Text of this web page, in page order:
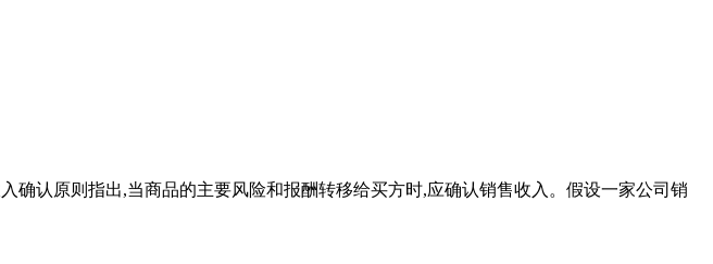
确认原则指出,当商品的主要风险和报酬转移给买方时,应确认销售收入。假设一家公司销